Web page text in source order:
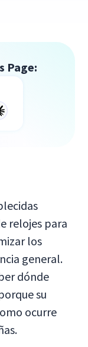
Page:
relojes para
los
general.
dónde
su
ocurre